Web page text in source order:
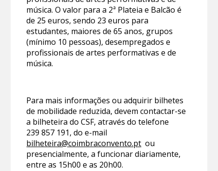
música. O valor para a 2ª Plateia e Balcão é
de 25 euros, sendo 23 euros para
estudantes, maiores de 65 anos, grupos
(mínimo 10 pessoas), desempregados e
profissionais de artes performativas e de
música.
Para mais informações ou adquirir bilhetes
de mobilidade reduzida, devem contactar-se
a bilheteira do CSF, através do telefone
239 857 191, do e-mail
bilheteira@coimbraconvento.pt ou
presencialmente, a funcionar diariamente,
entre as 15h00 e as 20h00.